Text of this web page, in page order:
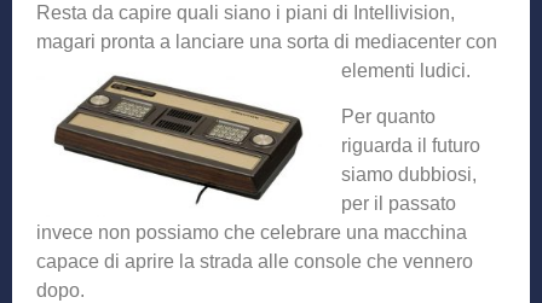
Resta da capire quali siano i piani di Intellivision,
magari pronta a lanciare una sorta di mediacenter con
elementi ludici.
Per quanto
riguarda il futuro
siamo dubbiosi,
per il passato
invece non possiamo che celebrare una macchina
capace di aprire la strada alle console che vennero
dopo.